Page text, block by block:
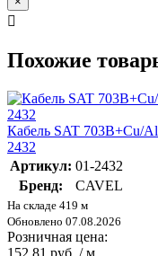
Похожие
Кабель SAT 703В+Cu/
2432
Артикул: 01-2432
Бренд:
CAVEL
На складе 419 м
Обновлено 07.08.2026
Розничная цена:
152.81 руб. / м